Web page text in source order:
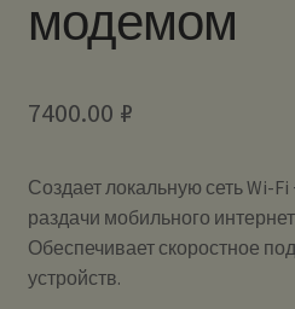
модемом
7400.00 ₽
Создает локальную сеть Wi-Fi
раздачи мобильного
Обеспечивает скоростное
устройств.